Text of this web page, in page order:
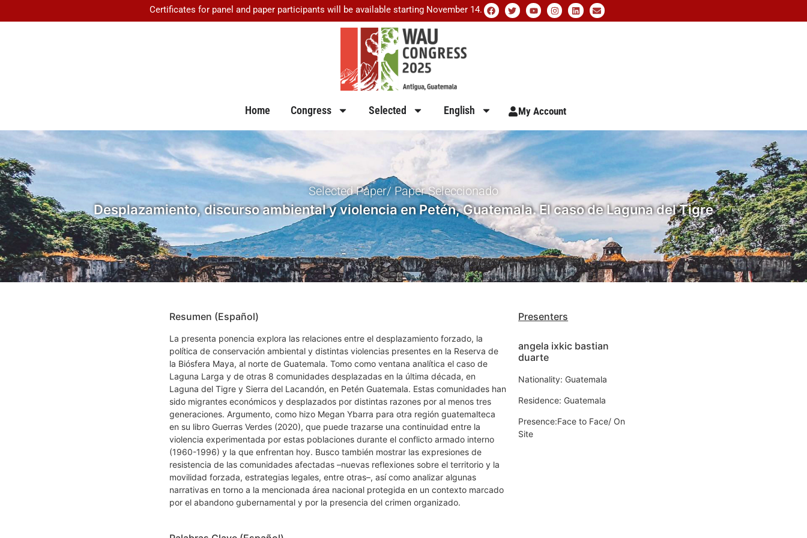
Certificates for panel and paper participants will be available starting November 14.
Home Congress Selected English My Account
Selected Paper/ Paper Seleccionado
Desplazamiento, discurso ambiental y violencia en Petén, Guatemala. El caso de Laguna del Tigre
Resumen (Español)
La presenta ponencia explora las relaciones entre el desplazamiento forzado, la
política de conservación ambiental y distintas violencias presentes en la Reserva de
la Biósfera Maya, al norte de Guatemala. Tomo como ventana analítica el caso de
Laguna Larga y de otras 8 comunidades desplazadas en la última década, en
Laguna del Tigre y Sierra del Lacandón, en Petén Guatemala. Estas comunidades han
sido migrantes económicos y desplazados por distintas razones por al menos tres
generaciones. Argumento, como hizo Megan Ybarra para otra región guatemalteca
en su libro Guerras Verdes (2020), que puede trazarse una continuidad entre la
violencia experimentada por estas poblaciones durante el conflicto armado interno
(1960-1996) y la que enfrentan hoy. Busco también mostrar las expresiones de
resistencia de las comunidades afectadas –nuevas reflexiones sobre el territorio y la
movilidad forzada, estrategias legales, entre otras–, así como analizar algunas
narrativas en torno a la mencionada área nacional protegida en un contexto marcado
por el abandono gubernamental y por la presencia del crimen organizado.
Presenters
angela ixkic bastian
duarte
Nationality: Guatemala
Residence: Guatemala
Presence:Face to Face/ On
Site